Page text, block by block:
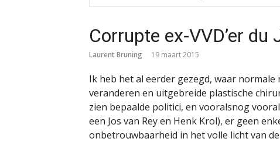
Corrupte ex-VVD’er
Laurent Bruning 19 maart 2015
Ik heb het al eerder gezegd, waar
veranderen en uitgebreide plastische
zien bepaalde politici, en vooralsnog
een Jos van Rey en Henk Krol), er geen
onbetrouwbaarheid in het volle licht van